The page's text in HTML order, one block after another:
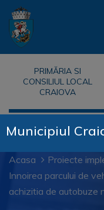
PRIMĂRIA SI
CONSILIUL LOCAL
CRAIOVA
Acasa
Proiecte
Innoirea parcului de
achizitia de autobuze